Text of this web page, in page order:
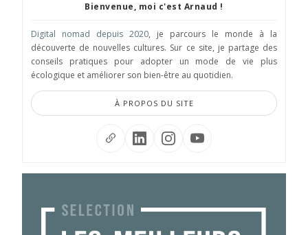
Bienvenue, moi c'est Arnaud !
Digital nomad depuis 2020, je parcours le monde à la
découverte de nouvelles cultures. Sur ce site, je partage des
conseils pratiques pour adopter un mode de vie plus
écologique et améliorer son bien-être au quotidien.
À PROPOS DU SITE